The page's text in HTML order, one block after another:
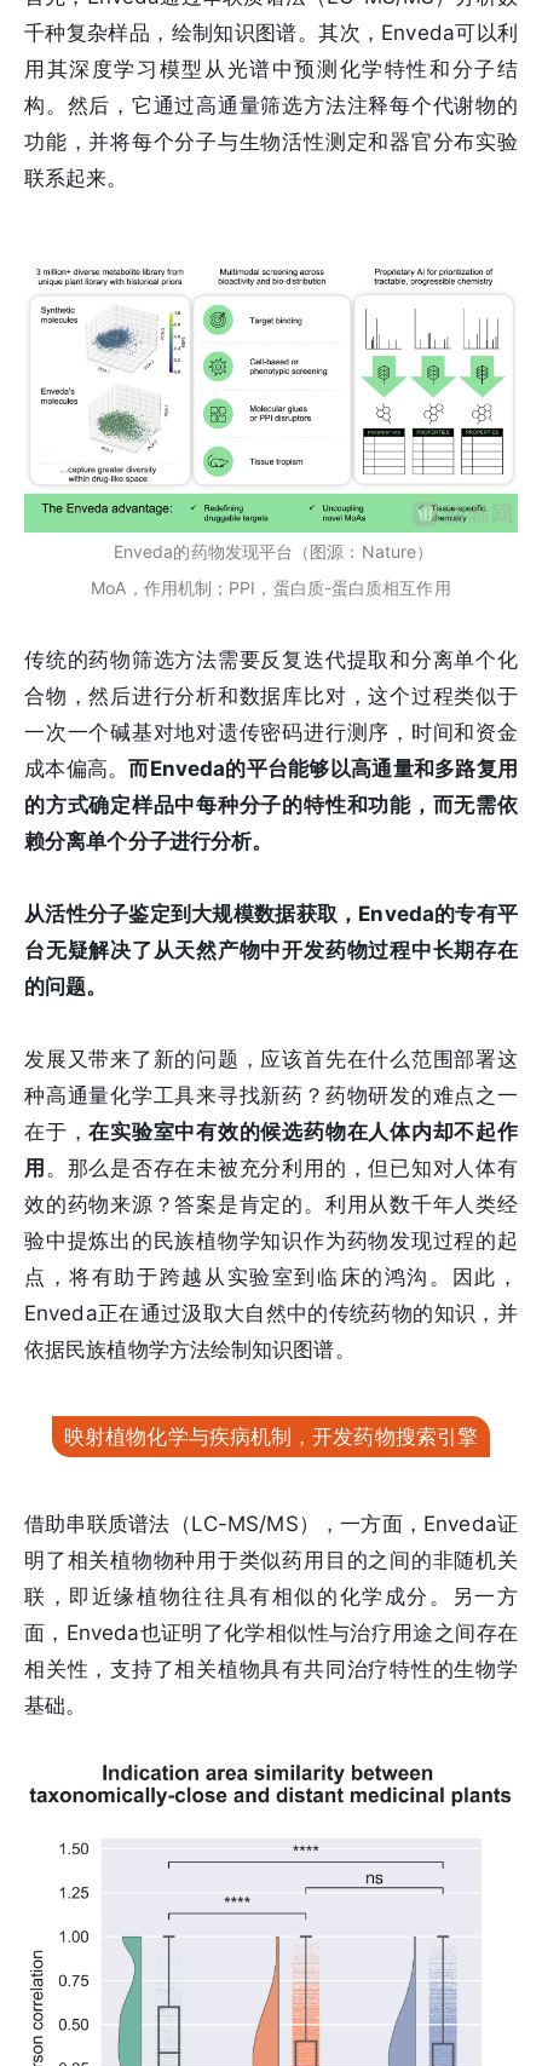
千种复杂样品，绘制知识图谱。其次，Enveda可以利
用其深度学习模型从光谱中预测化学特性和分子结
构。然后，它通过高通量筛选方法注释每个代谢物的
功能，并将每个分子与生物活性测定和器官分布实验
联系起来。
Enveda的药物发现平台（图源：Nature）
MoA，作用机制；PPI，蛋白质-蛋白质相互作用
传统的药物筛选方法需要反复迭代提取和分离单个化
合物，然后进行分析和数据库比对，这个过程类似于
一次一个碱基对地对遗传密码进行测序，时间和资金
成本偏高。而Enveda的平台能够以高通量和多路复用
的方式确定样品中每种分子的特性和功能，而无需依
赖分离单个分子进行分析。
从活性分子鉴定到大规模数据获取，Enveda的专有平
台无疑解决了从天然产物中开发药物过程中长期存在
的问题。
发展又带来了新的问题，应该首先在什么范围部署这
种高通量化学工具来寻找新药？药物研发的难点之一
在于，在实验室中有效的候选药物在人体内却不起作
用 。那么是否存在未被充分利用的，但已知对人体有
效的药物来源？答案是肯定的。利用从数千年人类经
验中提炼出的民族植物学知识作为药物发现过程的起
点，将有助于跨越从实验室到临床的鸿沟。因此，
Enveda正在通过汲取‍大自然中的传统药物的知识，并
依据民族植物学方法绘制知识图谱。
映射植物化学与疾病机制，开发药物搜索引擎
借助串联质谱法（LC-MS/MS），一方面，Enveda证
明了相关植物物种用于类似药用目的之间的非随机关
联，即近缘植物往往具有相似的化学成分。另一方
面，Enveda也证明了化学相似性与治疗用途之间存在
相关性，支持了相关植物具有共同治疗特性的生物学
基础。